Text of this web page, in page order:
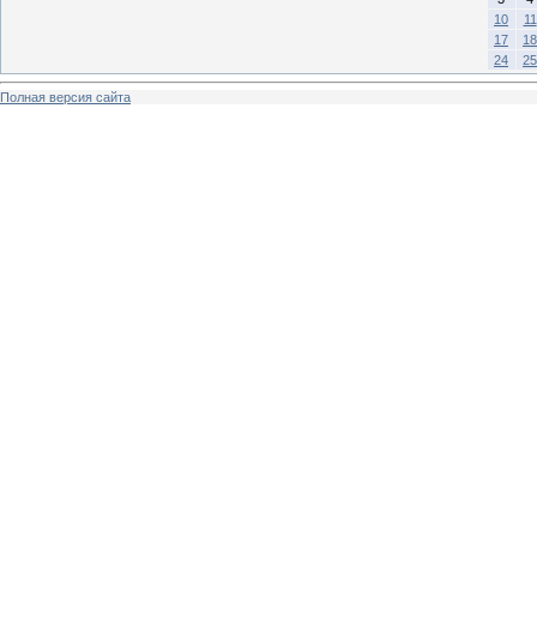
10
11
17
18
24
25
Полная версия сайта